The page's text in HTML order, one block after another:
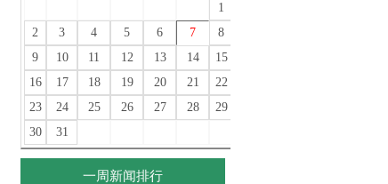
1
2
3 4 5 6 7
8
9
10 11 12 13 14
15
16
17 18 19 20 21
22
23
24 25 26 27 28
29
30
31
一周新闻排行